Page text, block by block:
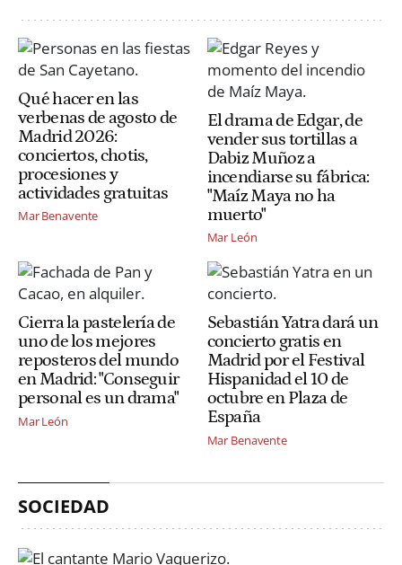
Qué hacer en las
verbenas de agosto de
Madrid 2026:
conciertos, chotis,
procesiones y
actividades gratuitas
Mar Benavente
El drama de Edgar, de
vender sus tortillas a
Dabiz Muñoz a
incendiarse su fábrica:
"Maíz Maya no ha
muerto"
Mar León
Cierra la pastelería de
uno de los mejores
reposteros del mundo
en Madrid: "Conseguir
personal es un drama"
Mar León
Sebastián Yatra dará un
concierto gratis en
Madrid por el Festival
Hispanidad el 10 de
octubre en Plaza de
España
Mar Benavente
SOCIEDAD